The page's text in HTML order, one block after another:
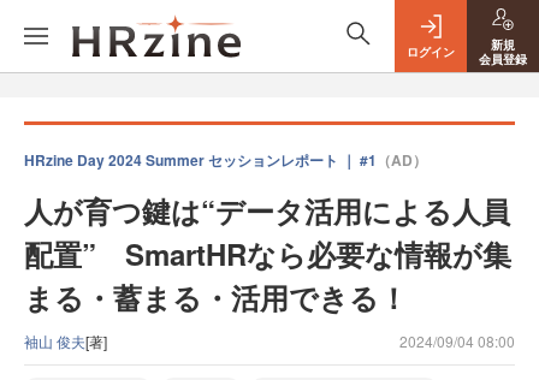
ログイン
新規
会員登録
HRzine Day 2024 Summer セッションレポート ｜ #1 （AD）
人が育つ鍵は“データ活用による人員
配置” SmartHRなら必要な情報が集
まる・蓄まる・活用できる！
袖山 俊夫[著] 2024/09/04 08:00